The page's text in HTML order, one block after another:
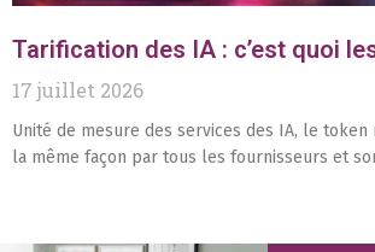
Tarification des IA : c’est quoi
17 juillet 2026
Unité de mesure des services des IA, le token
la même façon par tous les fournisseurs et